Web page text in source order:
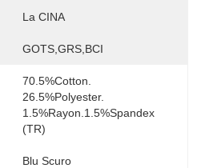
La CINA
GOTS,GRS,BCI
70.5%Cotton.
26.5%Polyester.
1.5%Rayon.1.5%Spandex
(TR)
Blu Scuro